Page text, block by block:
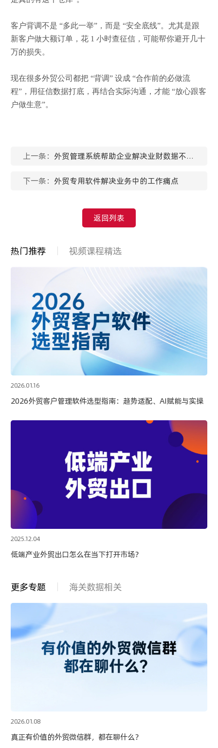
客户背调不是 “多此一举”，而是 “安全底线”。尤其是跟
新客户做大额订单，花 1 小时查征信，可能帮你避开几十
万的损失。
现在很多外贸公司都把 “背调” 设成 “合作前的必做流
程”，用征信数据打底，再结合实际沟通，才能 “放心跟客
户做生意”。
上一条： 外贸管理系统帮助企业解决业财数据不通
的问题
下一条： 外贸专用软件解决业务中的工作痛点
返回列表
热门推荐 视频课程精选
2026.01.16
2026外贸客户管理软件选型指南：趋势适配、AI赋能与实操
2025.12.04
低端产业外贸出口怎么在当下打开市场？
更多专题 海关数据相关
2026.01.08
真正有价值的外贸微信群，都在聊什么？